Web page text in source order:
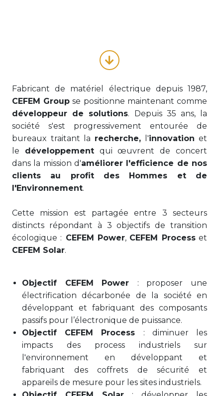
Fabricant de matériel électrique depuis 1987,
CEFEM Group se positionne maintenant comme
développeur de solutions. Depuis 35 ans, la
société s'est progressivement entourée de
bureaux traitant la recherche, l'innovation et
le développementqui œuvrent de concert
dans la mission d'améliorer l'efficience de nos
clients au profit des Hommes et de
l'Environnement.
Cette mission est partagée entre 3 secteurs
distincts répondant à 3 objectifs de transition
écologique : CEFEM Power, CEFEM Processet
CEFEM Solar.
Objectif CEFEM Power : proposer une
électrification décarbonée de la société en
développant et fabriquant des composants
passifs pour l’électronique de puissance.
Objectif CEFEM Process : diminuer les
impacts des process industriels sur
l'environnement en développant et
fabriquant des coffrets de sécurité et
appareils de mesure pour les sites industriels.